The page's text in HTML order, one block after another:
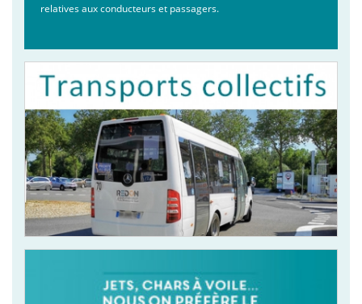
relatives aux conducteurs et passagers.